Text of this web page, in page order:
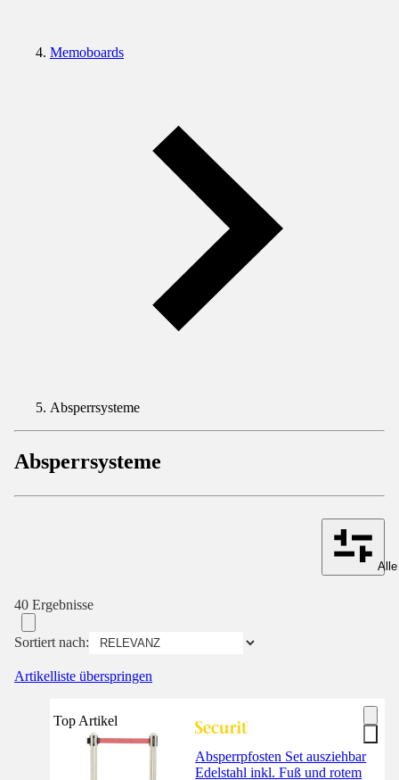
Memoboards
Absperrsysteme
Absperrsysteme
40 Ergebnisse
Sortiert nach:
Artikelliste überspringen
Top Artikel
Absperrpfosten Set ausziehbar
Edelstahl inkl. Fuß und rotem